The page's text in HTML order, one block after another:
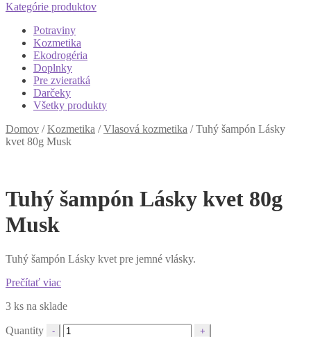
Kategórie produktov
Potraviny
Kozmetika
Ekodrogéria
Doplnky
Pre zvieratká
Darčeky
Všetky produkty
Domov /Kozmetika /Vlasová kozmetika /Tuhý šampón Lásky
kvet 80g Musk
Tuhý šampón Lásky kvet 80g
Musk
Tuhý šampón Lásky kvet pre jemné vlásky.
Prečítať viac
3 ks na sklade
Quantity